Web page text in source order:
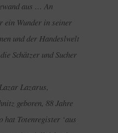
aus … An
ein Wunder in seiner
und der Handeslwelt
Schätzer und Sucher
Lazarus,
geboren, 88 Jahre
hat Totenregister ‘aus